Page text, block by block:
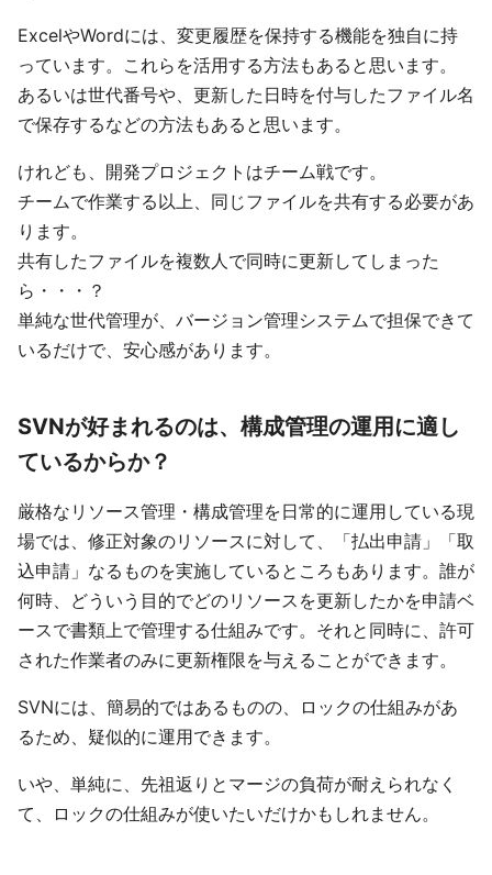
ExcelやWordには、変更履歴を保持する機能を独自に持
っています。これらを活用する方法もあると思います。
あるいは世代番号や、更新した日時を付与したファイル名
で保存するなどの方法もあると思います。
けれども、開発プロジェクトはチーム戦です。
チームで作業する以上、同じファイルを共有する必要があ
ります。
共有したファイルを複数人で同時に更新してしまった
ら・・・？
単純な世代管理が、バージョン管理システムで担保できて
いるだけで、安心感があります。
SVNが好まれるのは、構成管理の運用に適し
ているからか？
厳格なリソース管理・構成管理を日常的に運用している現
場では、修正対象のリソースに対して、「払出申請」「取
込申請」なるものを実施しているところもあります。誰が
何時、どういう目的でどのリソースを更新したかを申請ベ
ースで書類上で管理する仕組みです。それと同時に、許可
された作業者のみに更新権限を与えることができます。
SVNには、簡易的ではあるものの、ロックの仕組みがあ
るため、疑似的に運用できます。
いや、単純に、先祖返りとマージの負荷が耐えられなく
て、ロックの仕組みが使いたいだけかもしれません。